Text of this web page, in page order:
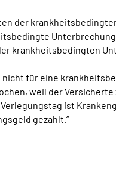
der
krankheitsbedingten
nicht für eine
weil der Versicherte
ist
gezahlt.“